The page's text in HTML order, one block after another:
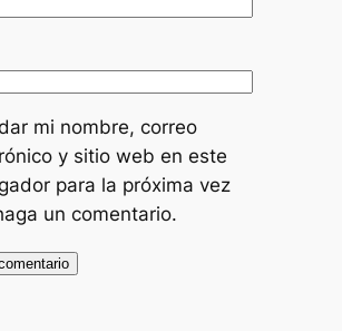
mi nombre, correo
y sitio web en este
para la próxima vez
un comentario.